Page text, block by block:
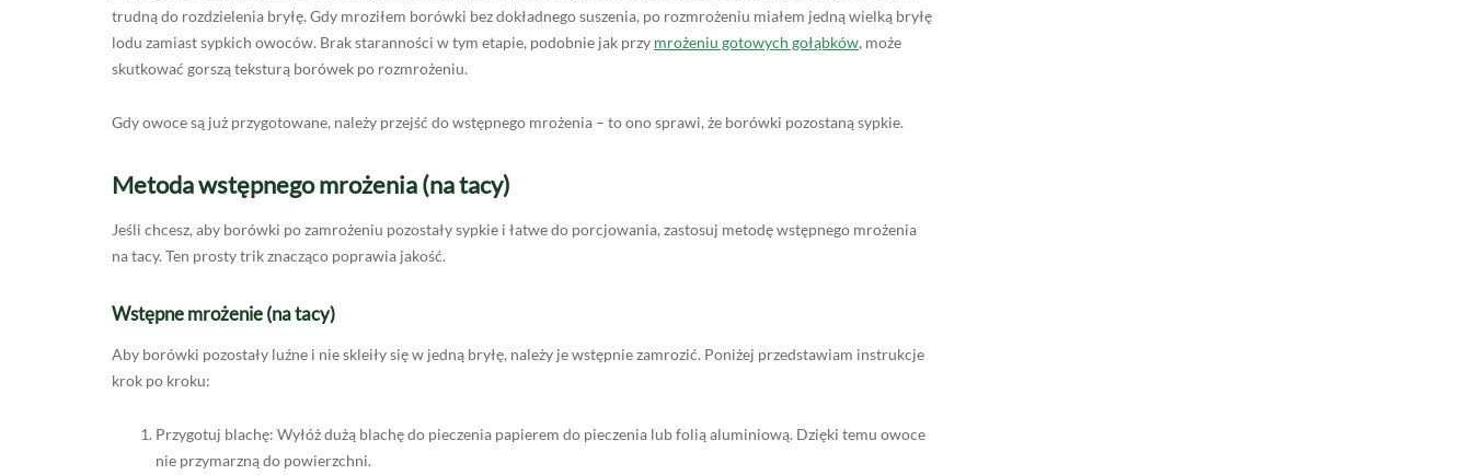
trudną do rozdzielenia bryłę. Gdy mroziłem borówki bez dokładnego suszenia, po rozmrożeniu miałem jedną wielką bryłę
lodu zamiast sypkich owoców. Brak staranności w tym etapie, podobnie jak przy mrożeniu gotowych gołąbków, może
skutkować gorszą teksturą borówek po rozmrożeniu.
Gdy owoce są już przygotowane, należy przejść do wstępnego mrożenia – to ono sprawi, że borówki pozostaną sypkie.
Metoda wstępnego mrożenia (na tacy)
Jeśli chcesz, aby borówki po zamrożeniu pozostały sypkie i łatwe do porcjowania, zastosuj metodę wstępnego mrożenia
na tacy. Ten prosty trik znacząco poprawia jakość.
Wstępne mrożenie (na tacy)
Aby borówki pozostały luźne i nie skleiły się w jedną bryłę, należy je wstępnie zamrozić. Poniżej przedstawiam instrukcje
krok po kroku:
Przygotuj blachę: Wyłóż dużą blachę do pieczenia papierem do pieczenia lub folią aluminiową. Dzięki temu owoce
nie przymarzną do powierzchni.